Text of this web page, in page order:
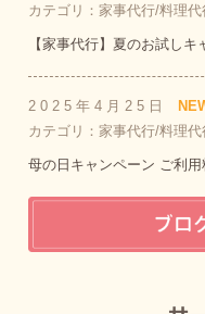
カテゴリ：家事代行/料理代
【家事代行】夏のお試しキ
2025年4月25日
カテゴリ：家事代行/料理代
母の日キャンペーン ご利